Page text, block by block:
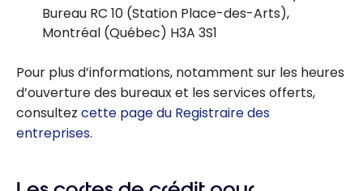
Bureau RC 10 (Station Place-des-Arts),
Montréal (Québec) H3A 3S1
Pour plus d’informations, notamment sur les heures
d’ouverture des bureaux et les services offerts,
consultez cette page du Registraire des
entreprises.